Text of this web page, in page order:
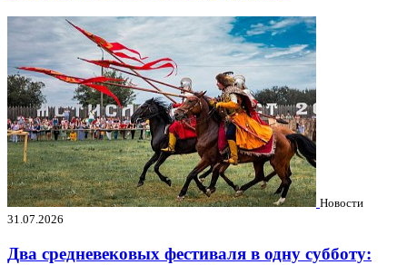
Новости
31.07.2026
Два средневековых фестиваля в одну субботу: